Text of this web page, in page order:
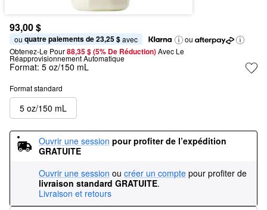
93,00 $
ou quatre paiements de 23,25 $ avec
ou
Obtenez-Le Pour88,35 $ (5% De Réduction) Avec Le
Réapprovisionnement Automatique
Format: 5 oz/150 mL
Format standard
5 oz/150 mL
Ouvrir une session pour profiter de l’expédition
GRATUITE
Ouvrir une session ou créer un compte pour profiter de
livraison standard GRATUITE.
Livraison et retours